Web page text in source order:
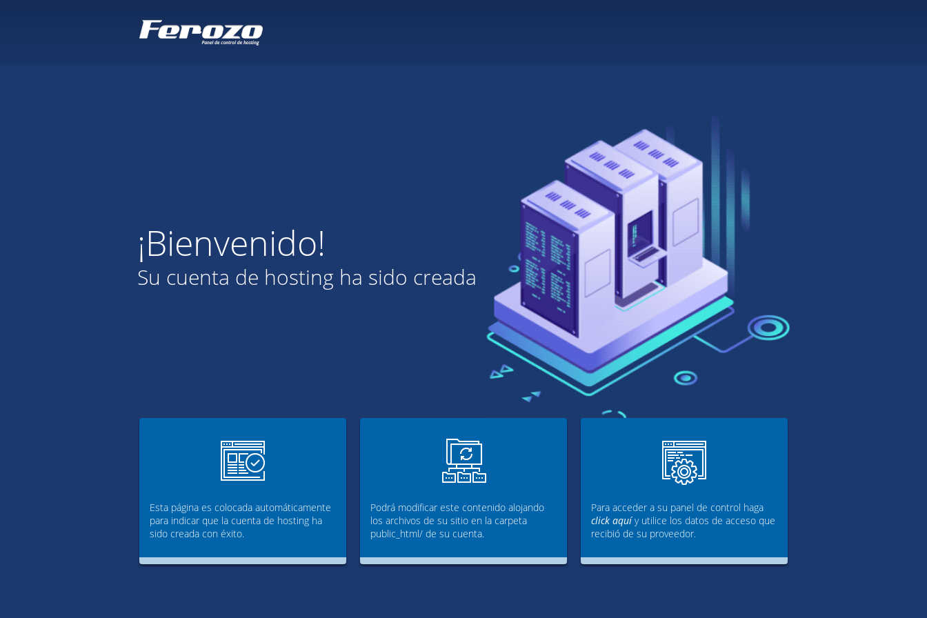
¡Bienvenido!
Su cuenta de hosting ha sido creada
Esta página es colocada automáticamente
para indicar que la cuenta de hosting ha
sido creada con éxito.
Podrá modificar este contenido alojando
los archivos de su sitio en la carpeta
public_html/ de su cuenta.
Para acceder a su panel de control haga
click aquíy utilice los datos de acceso que
recibió de su proveedor.